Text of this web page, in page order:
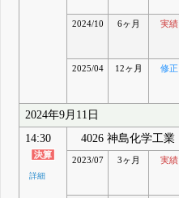
2024/10 6ヶ月 実績
2025/04 12ヶ月 修正
2024年9月11日
14:30
詳細
4026 神島化学工業
2023/07 3ヶ月 実績